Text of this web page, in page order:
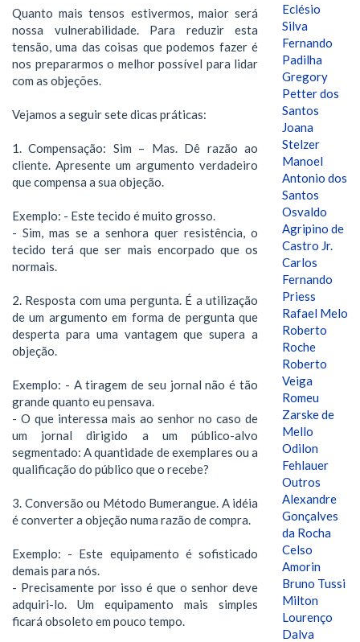
Quanto mais tensos estivermos, maior será
nossa vulnerabilidade. Para reduzir esta
tensão, uma das coisas que podemos fazer é
nos prepararmos o melhor possível para lidar
com as objeções.
Vejamos a seguir sete dicas práticas:
1. Compensação: Sim – Mas. Dê razão ao
cliente. Apresente um argumento verdadeiro
que compensa a sua objeção.
Exemplo: - Este tecido é muito grosso.
- Sim, mas se a senhora quer resistência, o
tecido terá que ser mais encorpado que os
normais.
2. Resposta com uma pergunta. É a utilização
de um argumento em forma de pergunta que
desperta para uma vantagem que supera a
objeção.
Exemplo: - A tiragem de seu jornal não é tão
grande quanto eu pensava.
- O que interessa mais ao senhor no caso de
um jornal dirigido a um público-alvo
segmentado: A quantidade de exemplares ou a
qualificação do público que o recebe?
3. Conversão ou Método Bumerangue. A idéia
é converter a objeção numa razão de compra.
Exemplo: - Este equipamento é sofisticado
demais para nós.
- Precisamente por isso é que o senhor deve
adquiri-lo. Um equipamento mais simples
ficará obsoleto em pouco tempo.
Eclésio
Silva
Fernando
Padilha
Gregory
Petter dos
Santos
Joana
Stelzer
Manoel
Antonio dos
Santos
Osvaldo
Agripino de
Castro Jr.
Carlos
Fernando
Priess
Rafael Melo
Roberto
Roche
Roberto
Veiga
Romeu
Zarske de
Mello
Odilon
Fehlauer
Outros
Alexandre
Gonçalves
da Rocha
Celso
Amorin
Bruno Tussi
Milton
Lourenço
Dalva